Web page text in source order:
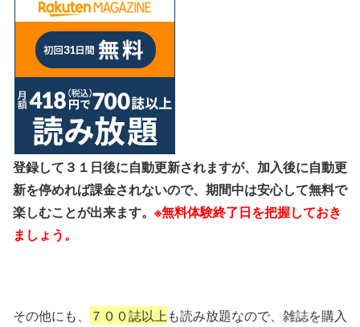
登録して３１日後に自動更新されますが、加入後に自動更
新を停めれば課金されないので、期間中は安心して無料で
楽しむことが出来ます。 ※無料体験終了日を把握しておき
ましょう。
その他にも、 ７００誌以上も読み放題なので、雑誌を購入